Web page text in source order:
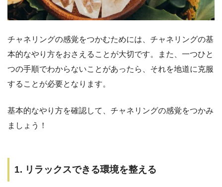
チャネリングの感覚をつかむためには、チャネリングの基
本的なやり方をおさえることが大切です。また、一つひと
つの手順でわからないことがあったら、それを地道に克服
することが必要となります。
基本的なやり方を確認して、チャネリングの感覚をつかみ
ましょう！
1. リラックスできる環境を整える